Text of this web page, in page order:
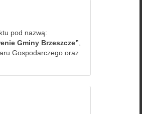
pod nazwą:
Gminy Brzeszcze”
Gospodarczego oraz